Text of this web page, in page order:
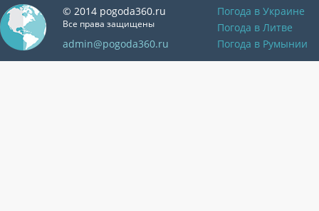
© 2014 pogoda360.ru
Все права защищены
admin@pogoda360.ru
Погода в Украине
Погода в Литве
Погода в Румынии